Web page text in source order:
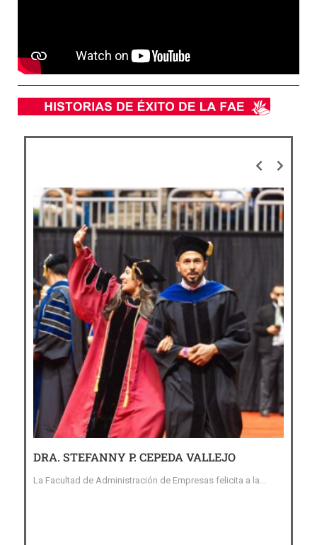
DRA. STEFANNY P. CEPEDA VALLEJO
La Facultad de Administración de Empresas felicita a la...